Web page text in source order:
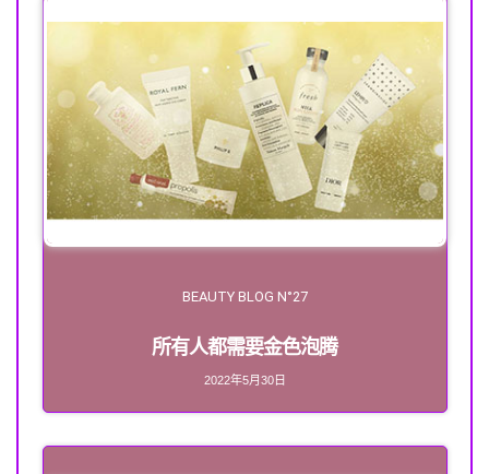
BEAUTY BLOG N°27
所有人都需要金色泡腾
2022年5月30日